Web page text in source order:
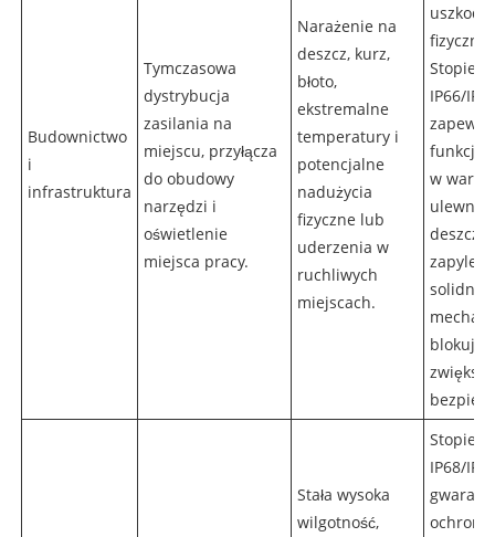
Budownictwo
i
infrastruktura
Tymczasowa
dystrybucja
zasilania na
miejscu, przyłącza
do obudowy
narzędzi i
oświetlenie
miejsca pracy.
Narażenie na
deszcz, kurz,
błoto,
ekstremalne
temperatury i
potencjalne
nadużycia
fizyczne lub
uderzenia w
ruchliwych
miejscach.
fizyczne;
Stopień
IP66/
w
deszczu
solidne
Stała wysoka
wilgotność,
Stopień
IP68/
ochronę